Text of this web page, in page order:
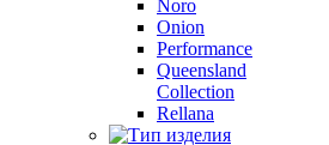
Noro
Onion
Performance
Queensland
Collection
Rellana